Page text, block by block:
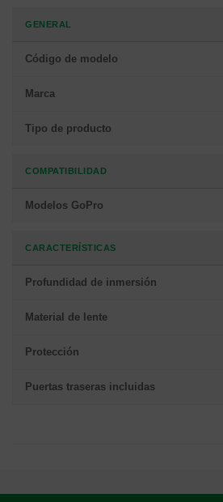
GENERAL
Código de modelo
Marca
Tipo de producto
COMPATIBILIDAD
Modelos GoPro
CARACTERÍSTICAS
Profundidad de inmersión
Material de lente
Protección
Puertas traseras incluidas